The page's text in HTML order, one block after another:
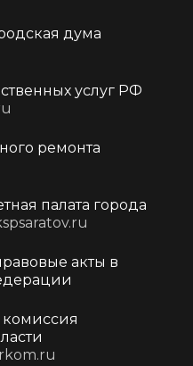
дума
услуг РФ
ремонта
палата города
акты в
комиссия